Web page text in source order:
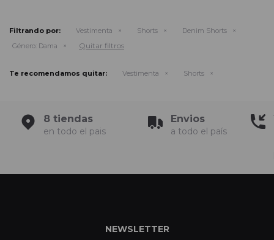
Filtrando por: Vestimenta Shorts
Denim Shorts
Género: Dama Quitar filtros
Te recomendamos quitar: Vestimenta Shorts
8 tiendas
en todo el pais
Envios
a todo el país
NEWSLETTER